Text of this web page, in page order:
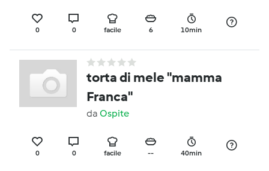
0 0 facile 6 10min
torta di mele "mamma
Franca"
da Ospite
0 0 facile -- 40min